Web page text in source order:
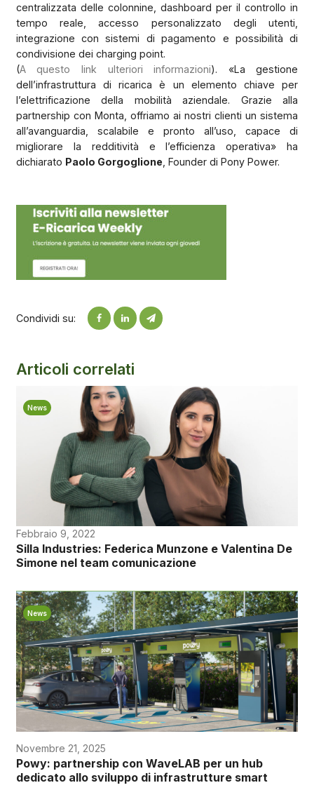
centralizzata delle colonnine, dashboard per il controllo in
tempo reale, accesso personalizzato degli utenti,
integrazione con sistemi di pagamento e possibilità di
condivisione dei charging point.
(A questo link ulteriori informazioni). «La gestione
dell’infrastruttura di ricarica è un elemento chiave per
l’elettrificazione della mobilità aziendale. Grazie alla
partnership con Monta, offriamo ai nostri clienti un sistema
all’avanguardia, scalabile e pronto all’uso, capace di
migliorare la redditività e l’efficienza operativa» ha
dichiarato Paolo Gorgoglione , Founder di Pony Power.
Condividi su:
Articoli correlati
News
Febbraio 9, 2022
Silla Industries: Federica Munzone e Valentina De
Simone nel team comunicazione
News
Novembre 21, 2025
Powy: partnership con WaveLAB per un hub
dedicato allo sviluppo di infrastrutture smart